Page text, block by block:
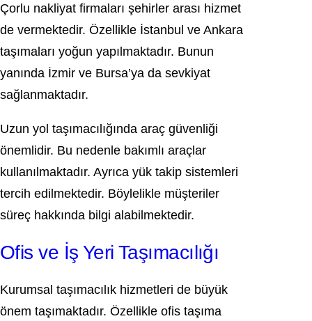
Çorlu nakliyat firmaları şehirler arası hizmet
de vermektedir. Özellikle İstanbul ve Ankara
taşımaları yoğun yapılmaktadır. Bunun
yanında İzmir ve Bursa’ya da sevkiyat
sağlanmaktadır.
Uzun yol taşımacılığında araç güvenliği
önemlidir. Bu nedenle bakımlı araçlar
kullanılmaktadır. Ayrıca yük takip sistemleri
tercih edilmektedir. Böylelikle müşteriler
süreç hakkında bilgi alabilmektedir.
Ofis ve İş Yeri Taşımacılığı
Kurumsal taşımacılık hizmetleri de büyük
önem taşımaktadır. Özellikle ofis taşıma